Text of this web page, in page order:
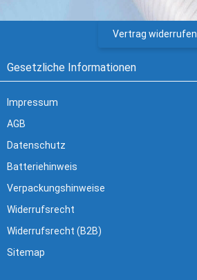
Vertrag widerrufen
Gesetzliche Informationen
Impressum
AGB
Datenschutz
Batteriehinweis
Verpackungshinweise
Widerrufsrecht
Widerrufsrecht (B2B)
Sitemap